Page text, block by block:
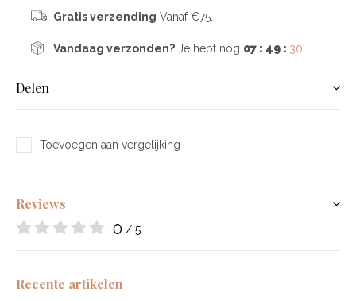
Gratis verzending Vanaf €75,-
Vandaag verzonden?Je hebt nog 07 : 49 : 29
Delen
Toevoegen aan vergelijking
Reviews
0 / 5
Recente artikelen